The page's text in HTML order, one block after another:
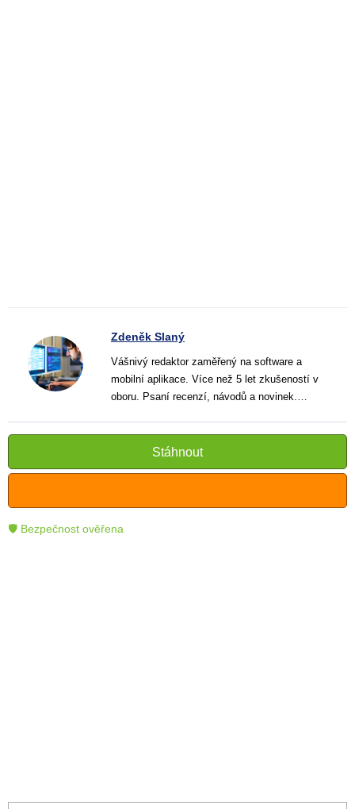
Zdeněk Slaný
Vášnivý redaktor zaměřený na software a
mobilní aplikace. Více než 5 let zkušeností v
oboru. Psaní recenzí, návodů a novinek.
pomáhají čtenářům lépe porozumět a využít
moderní technologie.
Stáhnout
🛡 Bezpečnost ověřena